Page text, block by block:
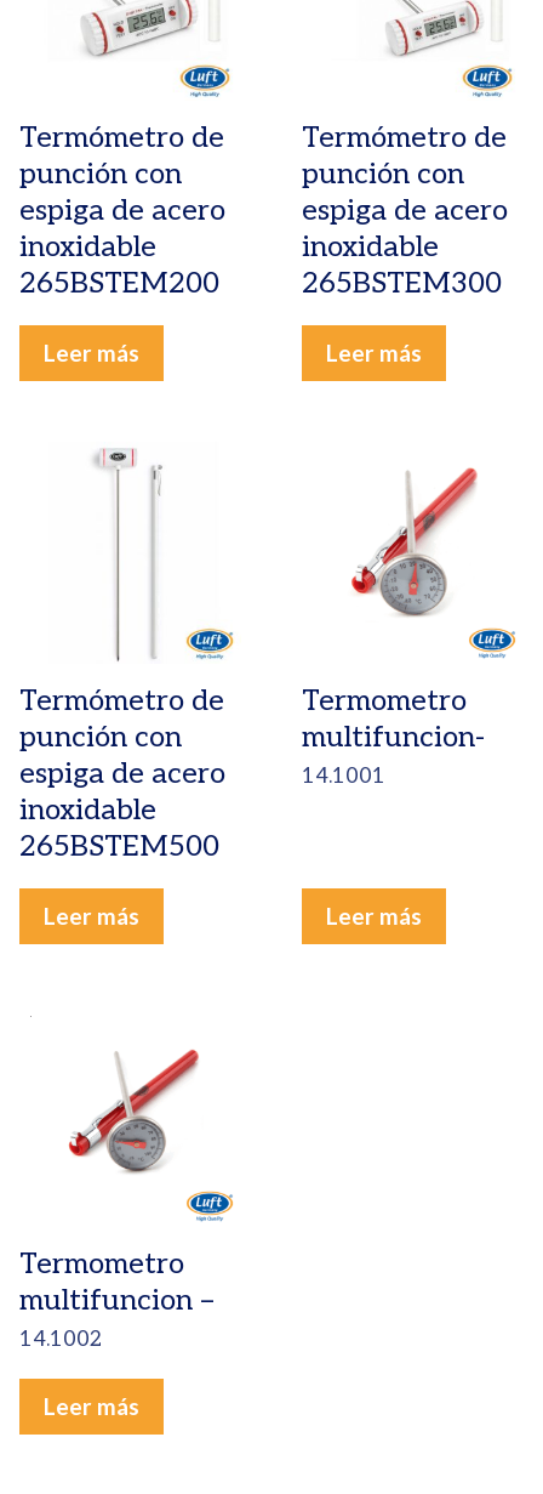
Termómetro de
punción con
espiga de acero
inoxidable
265BSTEM200
Leer más
Termómetro de
punción con
espiga de acero
inoxidable
265BSTEM300
Leer más
Termómetro de
punción con
espiga de acero
inoxidable
265BSTEM500
Leer más
Termometro
multifuncion-
14.1001
Leer más
Termometro
multifuncion –
14.1002
Leer más